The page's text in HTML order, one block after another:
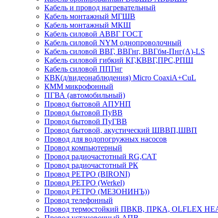
Кабель и провод нагревательный
Кабель монтажный МГШВ
Кабель монтажный МКШ
Кабель силовой АВВГ ГОСТ
Кабель силовой NYM однопроволочный
Кабель силовой ВВГ, ВВГнг, ВВГбм-Пнг(А)-LS
Кабель силовой гибкий КГ,КВВГ,ПРС,РПШ
Кабель силовой ППГнг
КВК(д/видеонаблюдения) Micro CoaxiA+CuL
КММ микрофонный
ПГВА (автомобильный)
Провод бытовой АПУНП
Провод бытовой ПуВВ
Провод бытовой ПуГВВ
Провод бытовой, акустический ШВВП,ШВП
Провод для водопогружных насосов
Провод компьютерный
Провод радиочастотный RG,САТ
Провод радиочастотный РК
Провод РЕТРО (BIRONI)
Провод РЕТРО (Werkel)
Провод РЕТРО (МЕЗОНИНЪ))
Провод телефонный
Провод термостойкий ПВКВ, ПРКА, OLFLEX